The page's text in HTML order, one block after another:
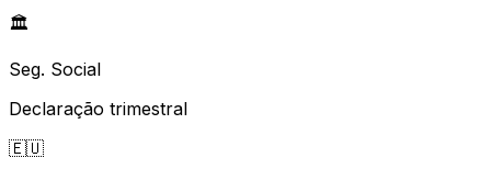
🏛️
Seg. Social
Declaração trimestral
🇪🇺